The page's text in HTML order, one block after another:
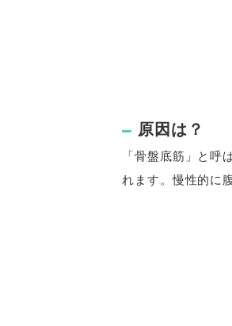
原因は？
「骨盤底筋」と
れます。慢性的に